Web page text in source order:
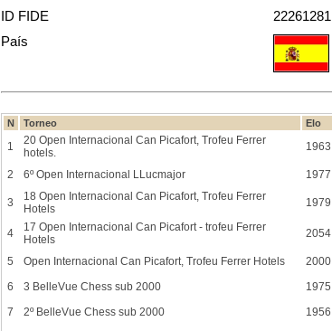
ID FIDE
22261281
País
N Torneo Elo
1
20 Open Internacional Can Picafort, Trofeu Ferrer
hotels.
1963
2 6º Open Internacional LLucmajor 1977
3
18 Open Internacional Can Picafort, Trofeu Ferrer
Hotels
1979
4
17 Open Internacional Can Picafort - trofeu Ferrer
Hotels
2054
5 Open Internacional Can Picafort, Trofeu Ferrer Hotels
2000
6
3 BelleVue Chess sub 2000
1975
7
2º BelleVue Chess sub 2000 1956